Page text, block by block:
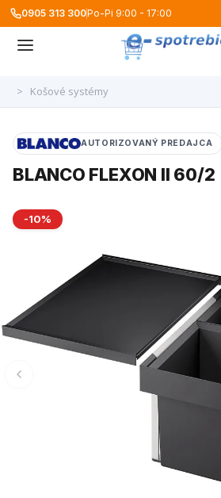
0905 313 300Po-Pi 9:00 - 17:00
> Košové systémy
-10%
AUTORIZOVANÝ PREDAJCA
BLANCO FLEXON II 60/2